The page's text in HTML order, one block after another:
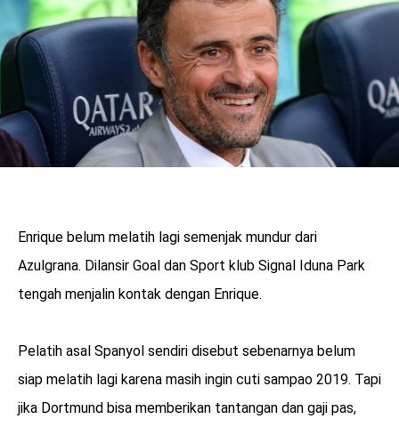
Enrique belum melatih lagi semenjak mundur dari
Azulgrana. Dilansir Goal dan Sport klub Signal Iduna Park
tengah menjalin kontak dengan Enrique.
Pelatih asal Spanyol sendiri disebut sebenarnya belum
siap melatih lagi karena masih ingin cuti sampao 2019. Tapi
jika Dortmund bisa memberikan tantangan dan gaji pas,